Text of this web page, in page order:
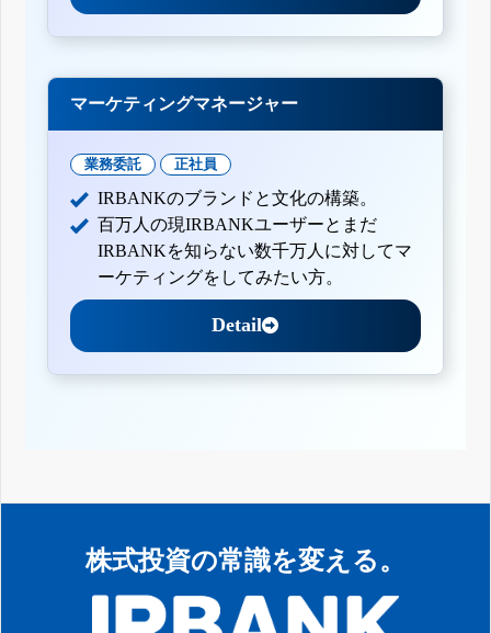
マーケティングマネージャー
業務委託 正社員
IRBANKのブランドと文化の構築。
百万人の現IRBANKユーザーとまだ
IRBANKを知らない数千万人に対してマ
ーケティングをしてみたい方。
Detail
株式投資の常識を変える。